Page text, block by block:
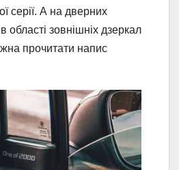
серії. А на дверних
області зовнішніх дзеркал
прочитати напис